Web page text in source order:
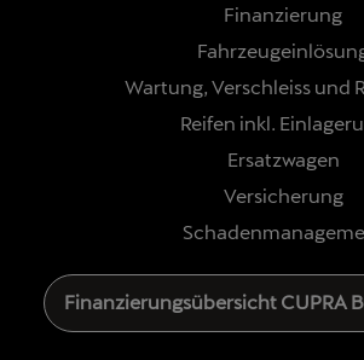
Finanzierung
Wartung, Verschleiss und
Reifen inkl.
Ersatzwagen
Versicherung
Finanzierungsübersicht CUPRA